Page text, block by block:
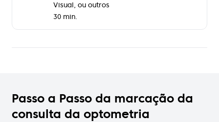
Visual, ou outros
30 min.
Passo a Passo da marcação da
consulta da optometria